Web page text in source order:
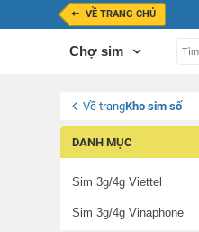
VỀ TRANG CHỦ
Chợ sim
Về trangKho sim số
DANH MỤC
Sim 3g/4g Viettel
Sim 3g/4g Vinaphone